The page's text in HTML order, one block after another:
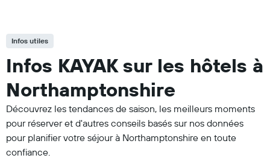
Infos utiles
Infos KAYAK sur les hôtels à
Northamptonshire
Découvrez les tendances de saison, les meilleurs moments
pour réserver et d'autres conseils basés sur nos données
pour planifier votre séjour à Northamptonshire en toute
confiance.